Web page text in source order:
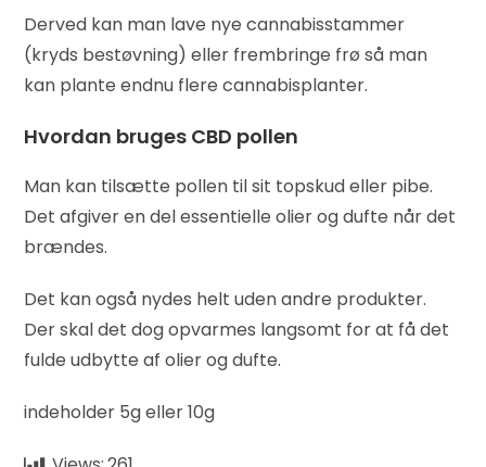
Derved kan man lave nye cannabisstammer
(kryds bestøvning) eller frembringe frø så man
kan plante endnu flere cannabisplanter.
Hvordan bruges CBD pollen
Man kan tilsætte pollen til sit topskud eller pibe.
Det afgiver en del essentielle olier og dufte når det
brændes.
Det kan også nydes helt uden andre produkter.
Der skal det dog opvarmes langsomt for at få det
fulde udbytte af olier og dufte.
indeholder 5g eller 10g